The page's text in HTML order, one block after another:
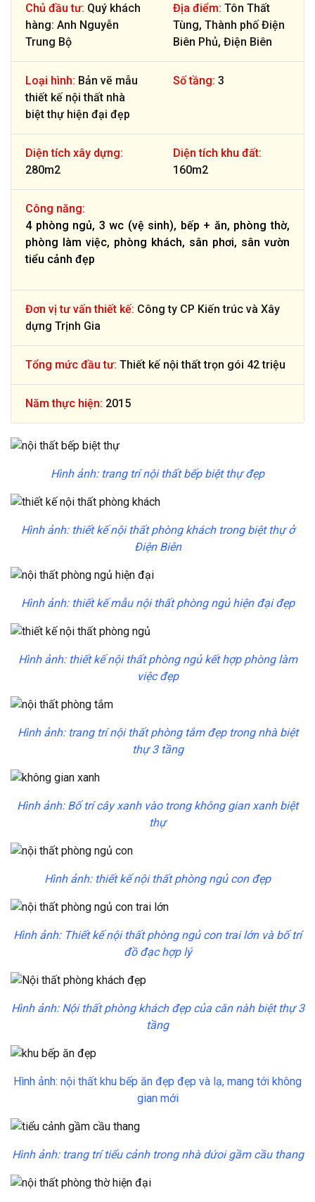
Chủ đầu tư: Quý khách
hàng: Anh Nguyễn
Trung Bộ
Địa điểm: Tôn Thất
Tùng, Thành phố Điện
Biên Phủ, Điện Biên
Loại hình: Bản vẽ mẫu
thiết kế nội thất nhà
biệt thự hiện đại đẹp
Số tầng: 3
Diện tích xây dựng:
280m2
Diện tích khu đất:
160m2
Công năng:
4 phòng ngủ, 3 wc (vệ sinh), bếp + ăn, phòng thờ,
phòng làm việc, phòng khách, sân phơi, sân vườn
tiểu cảnh đẹp
Đơn vị tư vấn thiết kế: Công ty CP Kiến trúc và Xây
dựng Trịnh Gia
Tổng mức đầu tư: Thiết kế nội thất trọn gói 42 triệu
Năm thực hiện: 2015
Hình ảnh: trang trí nội thất bếp biệt thự đẹp
Hình ảnh: thiết kế nội thất phòng khách trong biệt thự ở
Điện Biên
Hình ảnh: thiết kế mẫu nội thất phòng ngủ hiện đại đẹp
Hình ảnh: thiết kế nội thất phòng ngủ kết hợp phòng làm
việc đẹp
Hình ảnh: trang trí nội thất phòng tắm đẹp trong nhà biệt
thự 3 tầng
Hình ảnh: Bố trí cây xanh vào trong không gian xanh biệt
thự
Hình ảnh: thiết kế nội thất phòng ngủ con đẹp
Hình ảnh: Thiết kế nội thất phòng ngủ con trai lớn và bố trí
đồ đạc hợp lý
Hình ảnh: Nội thất phòng khách đẹp của căn nàh biệt thự 3
tầng
Hình ảnh: nội thất khu bếp ăn đẹp đẹp và lạ, mang tới không
gian mới
Hình ảnh: trang trí tiểu cảnh trong nhà dứoi gầm cầu thang